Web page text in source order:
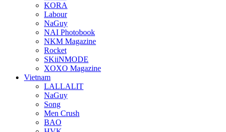
KORA
Labour
NaGuy
NAI Photobook
NKM Magazine
Rocket
SKiiNMODE
XOXO Magazine
Vietnam
LALLALIT
NaGuy
Song
Men Crush
BAO